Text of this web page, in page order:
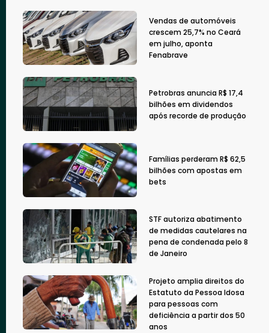
Vendas de automóveis
crescem 25,7% no Ceará
em julho, aponta
Fenabrave
Petrobras anuncia R$ 17,4
bilhões em dividendos
após recorde de produção
Famílias perderam R$ 62,5
bilhões com apostas em
bets
STF autoriza abatimento
de medidas cautelares na
pena de condenada pelo 8
de Janeiro
Projeto amplia direitos do
Estatuto da Pessoa Idosa
para pessoas com
deficiência a partir dos 50
anos